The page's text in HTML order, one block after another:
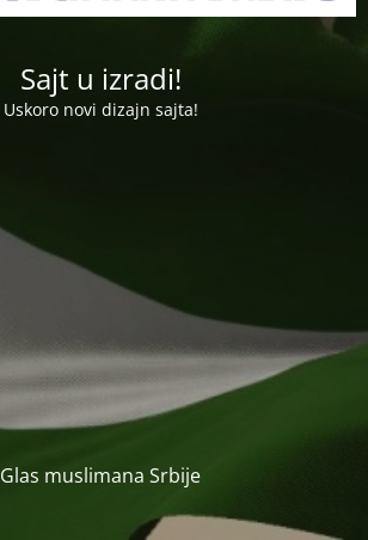
Sajt u izradi!
Uskoro novi dizajn sajta!
Glas muslimana Srbije